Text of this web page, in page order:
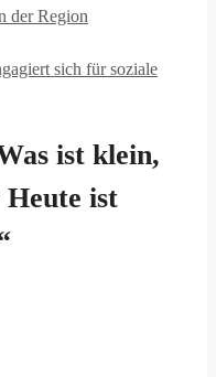
der Region
sich für soziale
ist klein,
Heute ist